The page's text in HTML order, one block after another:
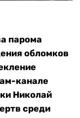
парома
обломков
канале
Николай
среди